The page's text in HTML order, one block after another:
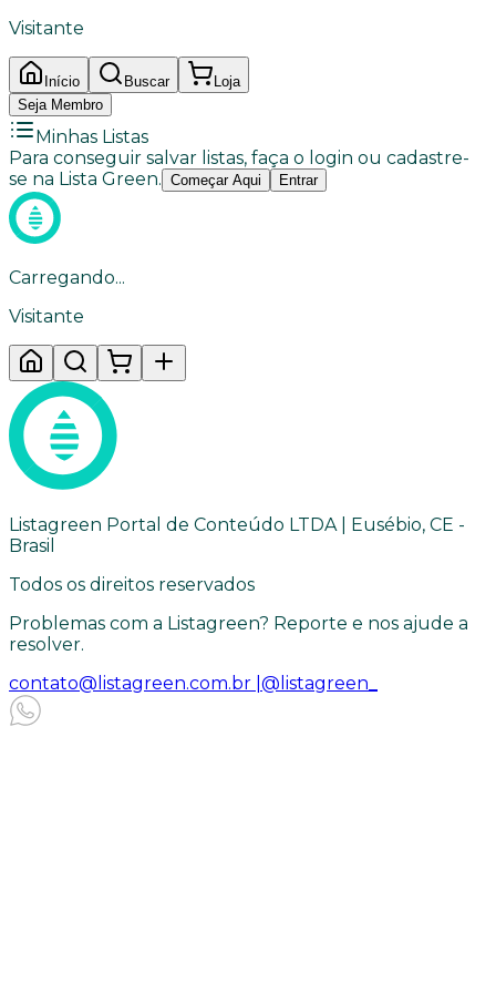
Visitante
Início Buscar
Loja
Seja Membro
Minhas Listas
Para conseguir salvar listas, faça o login ou cadastre-
se na Lista Green. Começar Aqui Entrar
Carregando...
Visitante
Listagreen Portal de Conteúdo LTDA | Eusébio, CE -
Brasil
Todos os direitos reservados
Problemas com a Listagreen? Reporte e nos ajude a
resolver.
contato@listagreen.com.br | @listagreen_